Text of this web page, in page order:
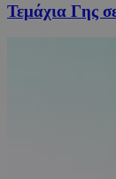
Τεμάχια Γης